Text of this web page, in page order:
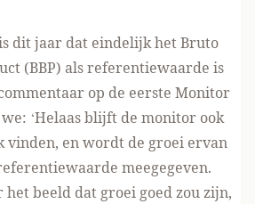
dit jaar dat eindelijk het Bruto
(BBP) als referentiewaarde is
op de eerste Monitor
‘Helaas blijft de monitor ook
vinden, en wordt de groei ervan
meegegeven.
beeld dat groei goed zou zijn,